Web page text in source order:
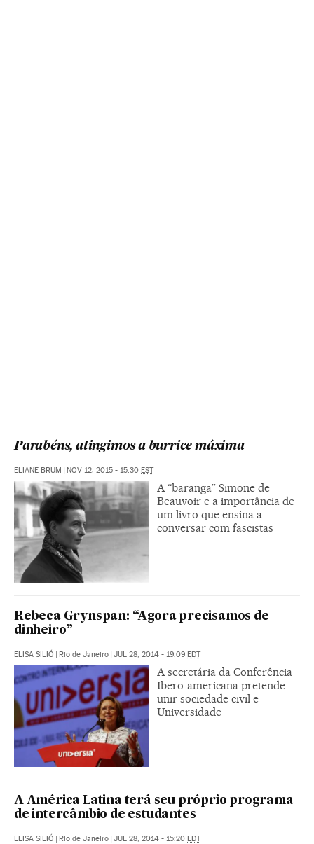
Parabéns, atingimos a burrice máxima
ELIANE BRUM | NOV 12, 2015 - 15:30 EST
A “baranga” Simone de
Beauvoir e a importância de
um livro que ensina a
conversar com fascistas
Rebeca Grynspan: “Agora precisamos de
dinheiro”
ELISA SILIÓ | Rio de Janeiro | JUL 28, 2014 - 19:09 EDT
A secretária da Conferência
Ibero-americana pretende
unir sociedade civil e
Universidade
A América Latina terá seu próprio programa
de intercâmbio de estudantes
ELISA SILIÓ | Rio de Janeiro | JUL 28, 2014 - 15:20 EDT